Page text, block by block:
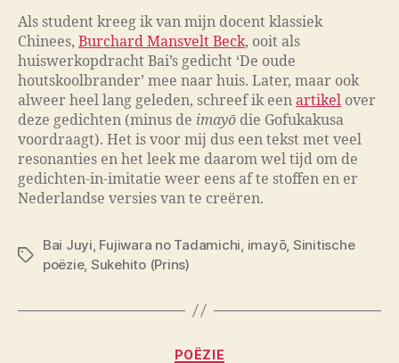
Als student kreeg ik van mijn docent klassiek
Chinees, Burchard Mansvelt Beck, ooit als
huiswerkopdracht Bai’s gedicht ‘De oude
houtskoolbrander’ mee naar huis. Later, maar ook
alweer heel lang geleden, schreef ik een artikel over
deze gedichten (minus de imayō die Gofukakusa
voordraagt). Het is voor mij dus een tekst met veel
resonanties en het leek me daarom wel tijd om de
gedichten-in-imitatie weer eens af te stoffen en er
Nederlandse versies van te creëren.
Tags
Bai Juyi Fujiwara no Tadamichi imayō, Sinitische
poëzie, Sukehito (Prins)
Categorieën
POËZIE